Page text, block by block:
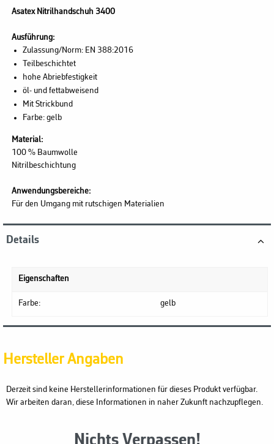
Asatex Nitrilhandschuh 3400
Ausführung:
Zulassung/Norm: EN 388:2016
Teilbeschichtet
hohe Abriebfestigkeit
öl- und fettabweisend
Mit Strickbund
Farbe: gelb
Material:
100 % Baumwolle
Nitrilbeschichtung
Anwendungsbereiche:
Für den Umgang mit rutschigen Materialien
Details
Eigenschaften
Farbe: gelb
Hersteller Angaben
Derzeit sind keine Herstellerinformationen für dieses Produkt verfügbar.
Wir arbeiten daran, diese Informationen in naher Zukunft nachzupflegen.